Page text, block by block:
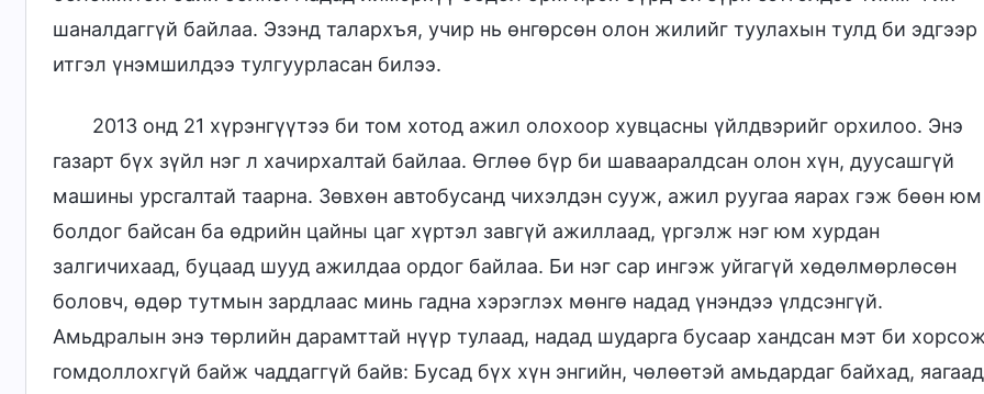
шаналдаггүй байлаа. Эзэнд талархъя, учир нь өнгөрсөн олон жилийг туулахын тулд би эдгээр
итгэл үнэмшилдээ тулгуурласан билээ.
2013 онд 21 хүрэнгүүтээ би том хотод ажил олохоор хувцасны үйлдвэрийг орхилоо. Энэ
газарт бүх зүйл нэг л хачирхалтай байлаа. Өглөө бүр би шавааралдсан олон хүн, дуусашгүй
машины урсгалтай таарна. Зөвхөн автобусанд чихэлдэн сууж, ажил руугаа яарах гэж бөөн юм
болдог байсан ба өдрийн цайны цаг хүртэл завгүй ажиллаад, үргэлж нэг юм хурдан
залгичихаад, буцаад шууд ажилдаа ордог байлаа. Би нэг сар ингэж уйгагүй хөдөлмөрлөсөн
боловч, өдөр тутмын зардлаас минь гадна хэрэглэх мөнгө надад үнэндээ үлдсэнгүй.
Амьдралын энэ төрлийн дарамттай нүүр тулаад, надад шударга бусаар хандсан мэт би
гомдоллохгүй байж чаддаггүй байв: Бусад бүх хүн энгийн, чөлөөтэй амьдардаг байхад, яагаад